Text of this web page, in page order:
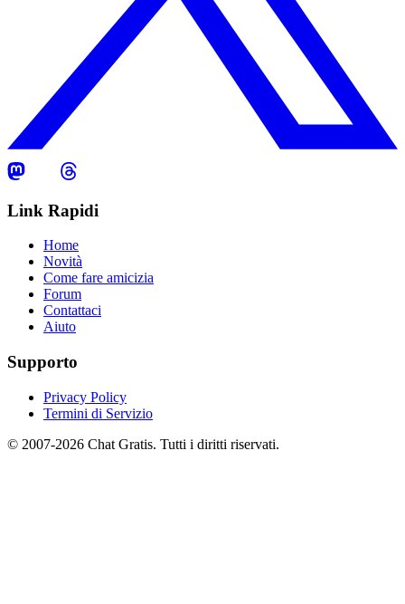
Link Rapidi
Home
Novità
Come fare amicizia
Forum
Contattaci
Aiuto
Supporto
Privacy Policy
Termini di Servizio
© 2007-2026 Chat Gratis. Tutti i diritti riservati.